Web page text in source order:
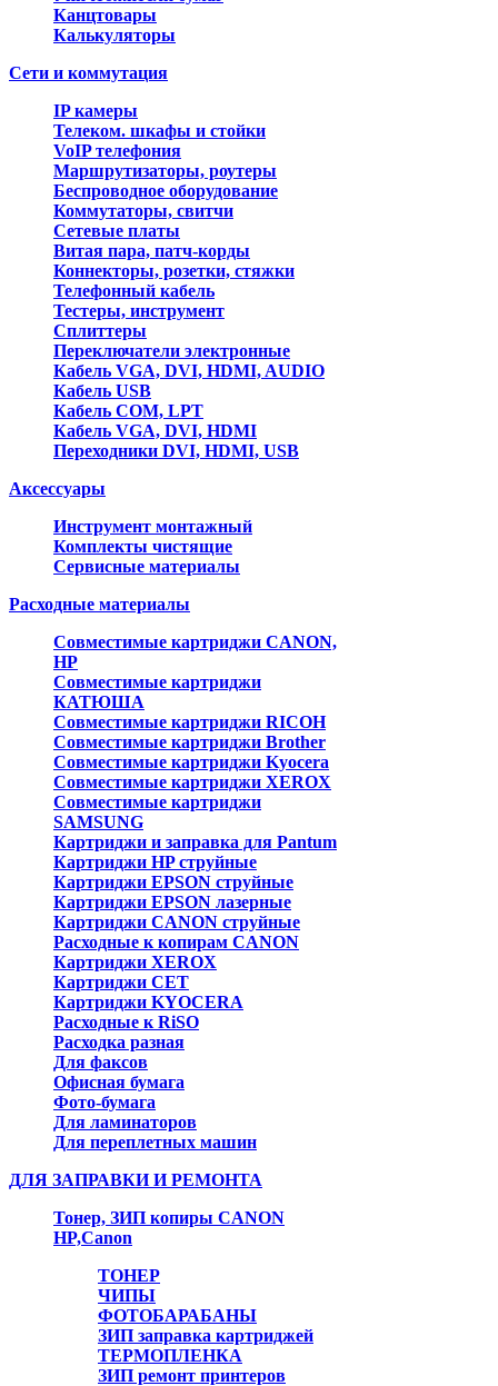
Канцтовары
Калькуляторы
Сети и коммутация
IP камеры
Телеком. шкафы и стойки
VoIP телефония
Маршрутизаторы, роутеры
Беспроводное оборудование
Коммутаторы, свитчи
Сетевые платы
Витая пара, патч-корды
Коннекторы, розетки, стяжки
Телефонный кабель
Тестеры, инструмент
Сплиттеры
Переключатели электронные
Кабель VGA, DVI, HDMI, AUDIO
Кабель USB
Кабель COM, LPT
Кабель VGA, DVI, HDMI
Переходники DVI, HDMI, USB
Аксессуары
Инструмент монтажный
Комплекты чистящие
Сервисные материалы
Расходные материалы
Совместимые картриджи CANON,
HP
Совместимые картриджи
КАТЮША
Совместимые картриджи RICOH
Совместимые картриджи Brother
Совместимые картриджи Kyocera
Совместимые картриджи XEROX
Совместимые картриджи
SAMSUNG
Картриджи и заправка для Pantum
Картриджи HP струйные
Картриджи EPSON струйные
Картриджи EPSON лазерные
Картриджи CANON струйные
Расходные к копирам CANON
Картриджи XEROX
Картриджи CET
Картриджи KYOCERA
Расходные к RiSO
Расходка разная
Для факсов
Офисная бумага
Фото-бумага
Для ламинаторов
Для переплетных машин
ДЛЯ ЗАПРАВКИ И РЕМОНТА
Тонер, ЗИП копиры CANON
HP,Canon
ТОНЕР
ЧИПЫ
ФОТОБАРАБАНЫ
ЗИП заправка картриджей
ТЕРМОПЛЕНКА
ЗИП ремонт принтеров